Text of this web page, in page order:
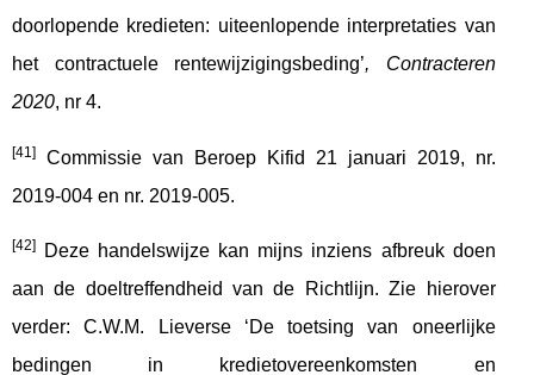
doorlopende kredieten: uiteenlopende interpretaties van
het contractuele rentewijzigingsbeding’, Contracteren
2020, nr 4.
[41]
Commissie van Beroep Kifid 21 januari 2019, nr.
2019-004 en nr. 2019-005.
[42]
Deze handelswijze kan mijns inziens afbreuk doen
aan de doeltreffendheid van de Richtlijn. Zie hierover
verder: C.W.M. Lieverse ‘De toetsing van oneerlijke
bedingen in kredietovereenkomsten en